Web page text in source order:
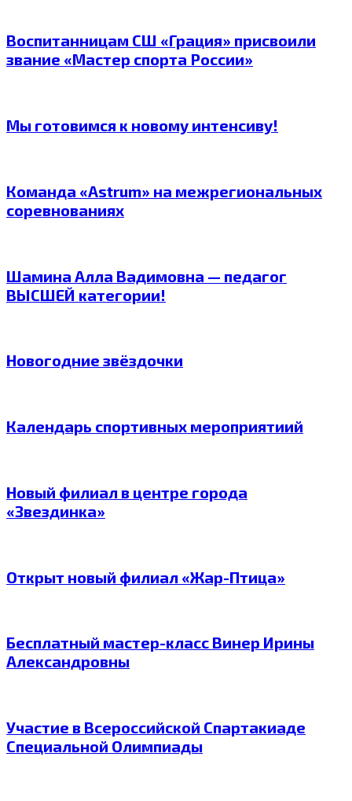
Воспитанницам СШ «Грация» присвоили
звание «Мастер спорта России»
Мы готовимся к новому интенсиву!
Команда «Astrum» на межрегиональных
соревнованиях
Шамина Алла Вадимовна — педагог
ВЫСШЕЙ категории!
Новогодние звёздочки
Календарь спортивных мероприятиий
Новый филиал в центре города
«Звездинка»
Открыт новый филиал «Жар-Птица»
Бесплатный мастер-класс Винер Ирины
Александровны
Участие в Всероссийской Спартакиаде
Специальной Олимпиады